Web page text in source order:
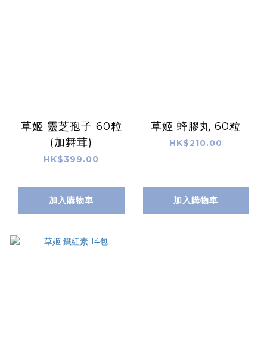
草姬 靈芝孢子 60粒
(加舞茸)
HK$399.00
加入購物車
草姬 蜂膠丸 60粒
HK$210.00
加入購物車